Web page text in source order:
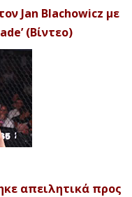
Jan Blachowicz με
(Βίντεο)
απειλητικά προς